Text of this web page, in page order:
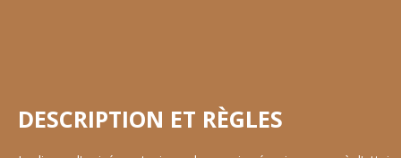
DESCRIPTION ET RÈGLES